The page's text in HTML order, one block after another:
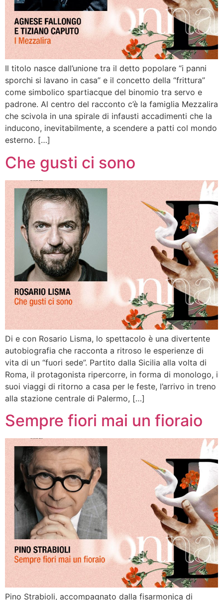
Il titolo nasce dall’unione tra il detto popolare “i panni
sporchi si lavano in casa” e il concetto della “frittura”
come simbolico spartiacque del binomio tra servo e
padrone. Al centro del racconto c’è la famiglia Mezzalira
che scivola in una spirale di infausti accadimenti che la
inducono, inevitabilmente, a scendere a patti col mondo
esterno. […]
Che gusti ci sono
Di e con Rosario Lisma, lo spettacolo è una divertente
autobiografia che racconta a ritroso le esperienze di
vita di un “fuori sede”. Partito dalla Sicilia alla volta di
Roma, il protagonista ripercorre, in forma di monologo, i
suoi viaggi di ritorno a casa per le feste, l’arrivo in treno
alla stazione centrale di Palermo, […]
Sempre fiori mai un fioraio
Pino Strabioli, accompagnato dalla fisarmonica di